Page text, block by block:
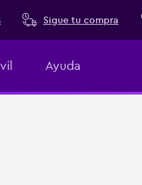
Sigue tu compra
Ayuda